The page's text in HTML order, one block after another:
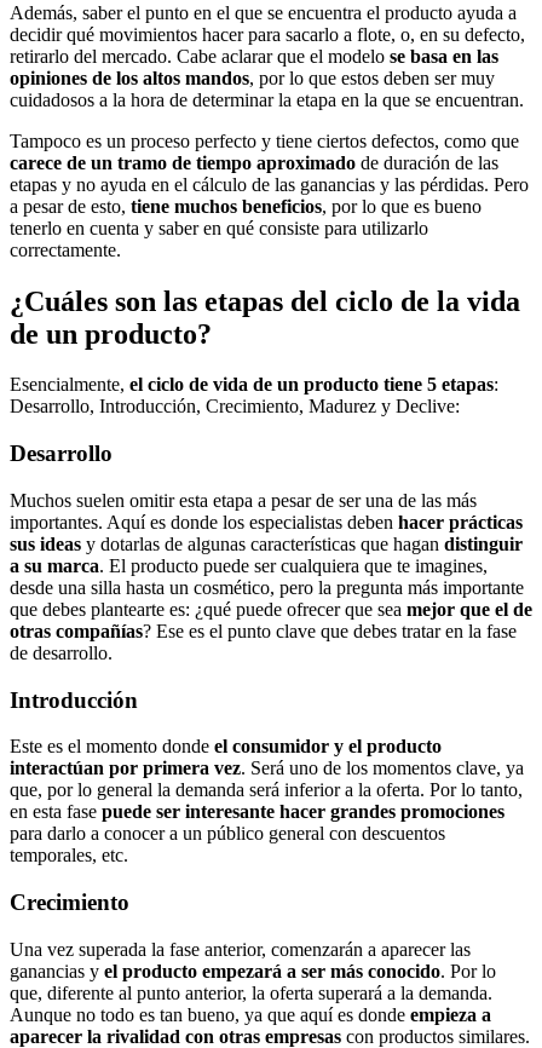
Además, saber el punto en el que se encuentra el producto ayuda a
decidir qué movimientos hacer para sacarlo a flote, o, en su defecto,
retirarlo del mercado. Cabe aclarar que el modelo se basa en las
opiniones de los altos mandos, por lo que estos deben ser muy
cuidadosos a la hora de determinar la etapa en la que se encuentran.
Tampoco es un proceso perfecto y tiene ciertos defectos, como que
carece de un tramo de tiempo aproximado de duración de las
etapas y no ayuda en el cálculo de las ganancias y las pérdidas. Pero
a pesar de esto, tiene muchos beneficios, por lo que es bueno
tenerlo en cuenta y saber en qué consiste para utilizarlo
correctamente.
¿Cuáles son las etapas del ciclo de la vida
de un producto?
Esencialmente, el ciclo de vida de un producto tiene 5 etapas:
Desarrollo, Introducción, Crecimiento, Madurez y Declive:
Desarrollo
Muchos suelen omitir esta etapa a pesar de ser una de las más
importantes. Aquí es donde los especialistas deben hacer prácticas
sus ideas y dotarlas de algunas características que hagan distinguir
a su marca. El producto puede ser cualquiera que te imagines,
desde una silla hasta un cosmético, pero la pregunta más importante
que debes plantearte es: ¿qué puede ofrecer que sea mejor que el de
otras compañías? Ese es el punto clave que debes tratar en la fase
de desarrollo.
Introducción
Este es el momento donde el consumidor y el producto
interactúan por primera vez. Será uno de los momentos clave, ya
que, por lo general la demanda será inferior a la oferta. Por lo tanto,
en esta fase puede ser interesante hacer grandes promociones
para darlo a conocer a un público general con descuentos
temporales, etc.
Crecimiento
Una vez superada la fase anterior, comenzarán a aparecer las
ganancias y el producto empezará a ser más conocido. Por lo
que, diferente al punto anterior, la oferta superará a la demanda.
Aunque no todo es tan bueno, ya que aquí es donde empieza a
aparecer la rivalidad con otras empresas con productos similares.